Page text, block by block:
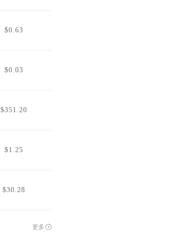
$0.63
$0.03
$351.20
$1.25
$30.28
更多